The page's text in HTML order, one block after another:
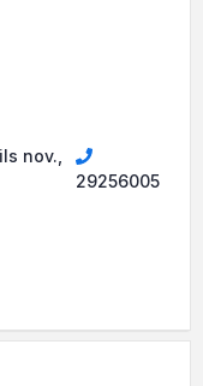
nov.,
29256005